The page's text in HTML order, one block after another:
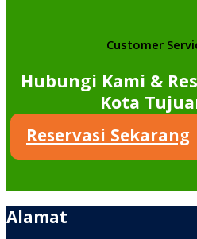
Customer
Hubungi Kami &
Kota
Reservasi Sekarang
Alamat